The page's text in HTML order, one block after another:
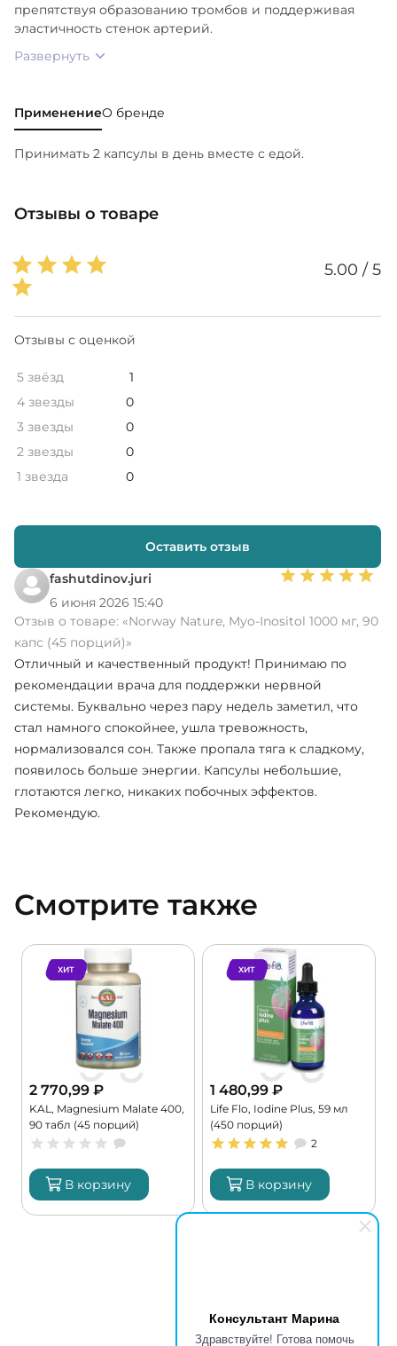
Консультант Марина
Здравствуйте! Готова помочь
препятствуя образованию тромбов и поддерживая
эластичность стенок артерий.
Развернуть
ПрименениеО бренде
Принимать 2 капсулы в день вместе с едой.
Отзывы о товаре
fashutdinov.juri
6 июня 2026 15:40
Отзыв о товаре: «Norway Nature, Myo-Inositol 1000 мг, 90
капс (45 порций)»
Отличный и качественный продукт! Принимаю по
рекомендации врача для поддержки нервной
системы. Буквально через пару недель заметил, что
стал намного спокойнее, ушла тревожность,
нормализовался сон. Также пропала тяга к сладкому,
появилось больше энергии. Капсулы небольшие,
глотаются легко, никаких побочных эффектов.
Рекомендую.
5.00 / 5
Отзывы с оценкой
5 звёзд
1
4 звезды
0
3 звезды
0
2 звезды
0
1 звезда
0
Оставить отзыв
Смотрите также
ХИТ
2 770,99 ₽
KAL, Magnesium Malate 400,
90 табл (45 порций)
В корзину
ХИТ
1 480,99 ₽
Life Flo, Iodine Plus, 59 мл
(450 порций)
2
В корзину